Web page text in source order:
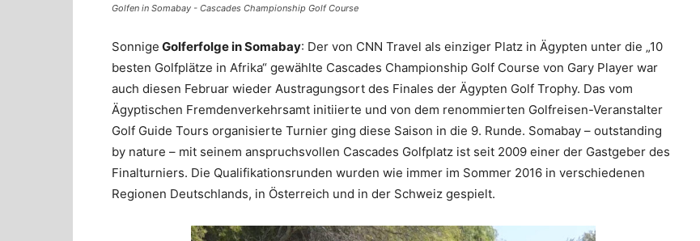
Golfen in Somabay - Cascades Championship Golf Course
Sonnige Golferfolge in Somabay: Der von CNN Travel als einziger Platz in Ägypten unter die „10
besten Golfplätze in Afrika“ gewählte Cascades Championship Golf Course von Gary Player war
auch diesen Februar wieder Austragungsort des Finales der Ägypten Golf Trophy. Das vom
Ägyptischen Fremdenverkehrsamt initiierte und von dem renommierten Golfreisen-Veranstalter
Golf Guide Tours organisierte Turnier ging diese Saison in die 9. Runde. Somabay – outstanding
by nature – mit seinem anspruchsvollen Cascades Golfplatz ist seit 2009 einer der Gastgeber des
Finalturniers. Die Qualifikationsrunden wurden wie immer im Sommer 2016 in verschiedenen
Regionen Deutschlands, in Österreich und in der Schweiz gespielt.